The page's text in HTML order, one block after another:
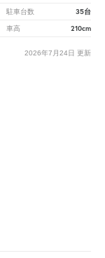
駐車台数 35台
車高 210cm
2026年7月24日 更新